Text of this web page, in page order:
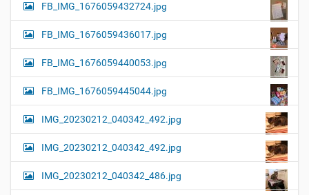
FB_IMG_1676059432724.jpg
FB_IMG_1676059436017.jpg
FB_IMG_1676059440053.jpg
FB_IMG_1676059445044.jpg
IMG_20230212_040342_492.jpg
IMG_20230212_040342_492.jpg
IMG_20230212_040342_486.jpg